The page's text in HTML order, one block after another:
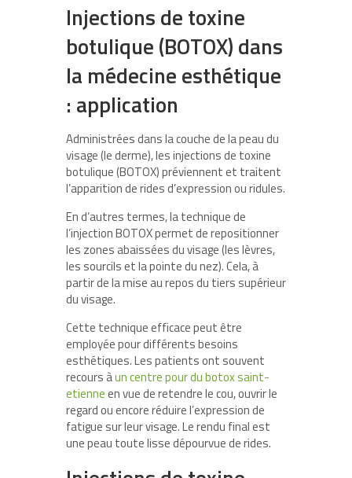
Injections de toxine
botulique (BOTOX) dans
la médecine esthétique
: application
Administrées dans la couche de la peau du
visage (le derme), les injections de toxine
botulique (BOTOX) préviennent et traitent
l’apparition de rides d’expression ou ridules.
En d’autres termes, la technique de
l’injection BOTOX permet de repositionner
les zones abaissées du visage (les lèvres,
les sourcils et la pointe du nez). Cela, à
partir de la mise au repos du tiers supérieur
du visage.
Cette technique efficace peut être
employée pour différents besoins
esthétiques. Les patients ont souvent
recours àun centre pour du botox saint-
etienneen vue de retendre le cou, ouvrir le
regard ou encore réduire l’expression de
fatigue sur leur visage. Le rendu final est
une peau toute lisse dépourvue de rides.